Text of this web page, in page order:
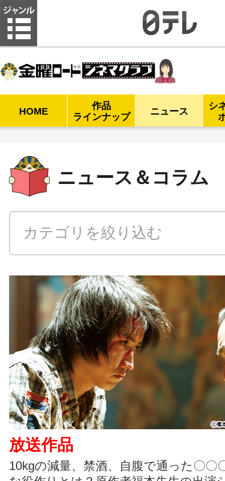
HOME
作品
ラインナップ
ニュース
シ
ニュース＆コラム
カテゴリを絞り込む
ニュース
コラム イ
コンテンツ
日テレムービー
放送作品
10kgの減量、禁酒、自腹で通った〇〇